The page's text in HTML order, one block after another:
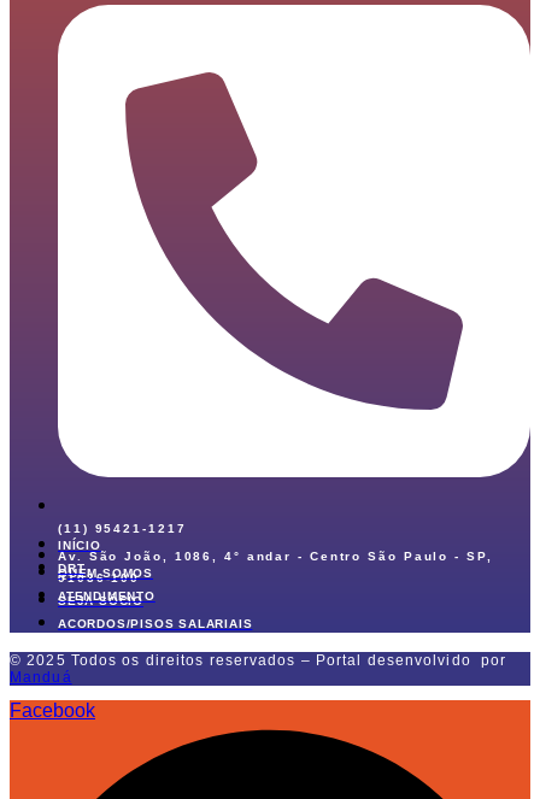
(11) 95421-1217
Av. São João, 1086, 4° andar - Centro São Paulo - SP,
01036-100
INÍCIO
QUEM SOMOS
SEJA SÓCIO
DRT
ATENDIMENTO
ACORDOS/PISOS SALARIAIS
© 2025 Todos os direitos reservados – Portal desenvolvido por
Manduá
Facebook